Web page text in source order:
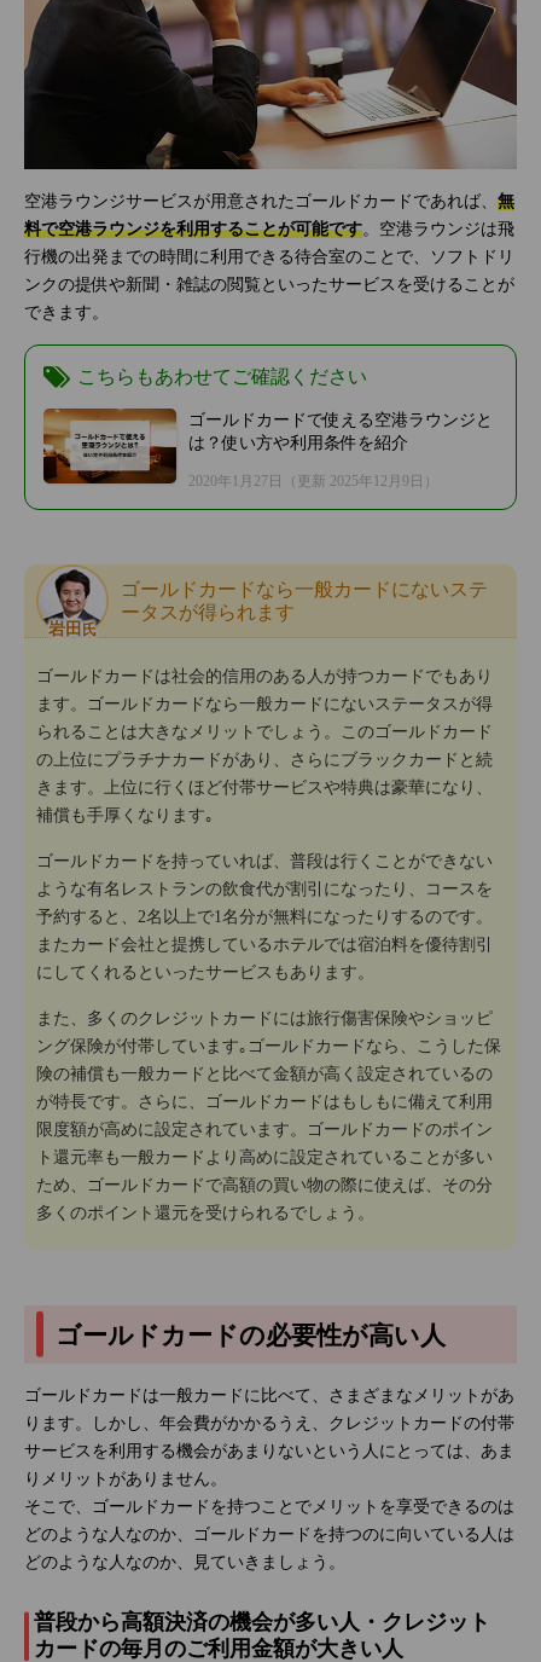
空港ラウンジサービスが用意されたゴールドカードであれば、 無
料で空港ラウンジを利用することが可能です。空港ラウンジは飛
行機の出発までの時間に利用できる待合室のことで、ソフトドリ
ンクの提供や新聞・雑誌の閲覧といったサービスを受けることが
できます。
こちらもあわせてご確認ください
ゴールドカードで使える空港ラウンジと
は？使い方や利用条件を紹介
2020年1月27日 （更新 2025年12月9日）
岩田 氏
ゴールドカードなら一般カードにないステ
ータスが得られます
ゴールドカードは社会的信用のある人が持つカードでもあり
ます。ゴールドカードなら一般カードにないステータスが得
られることは大きなメリットでしょう。このゴールドカード
の上位にプラチナカードがあり、さらにブラックカードと続
きます。上位に行くほど付帯サービスや特典は豪華になり、
補償も手厚くなります｡
ゴールドカードを持っていれば、普段は行くことができない
ような有名レストランの飲食代が割引になったり、コースを
予約すると、2名以上で1名分が無料になったりするのです。
またカード会社と提携しているホテルでは宿泊料を優待割引
にしてくれるといったサービスもあります。
また、多くのクレジットカードには旅行傷害保険やショッピ
ング保険が付帯しています｡ゴールドカードなら、こうした保
険の補償も一般カードと比べて金額が高く設定されているの
が特長です。さらに、ゴールドカードはもしもに備えて利用
限度額が高めに設定されています。ゴールドカードのポイン
ト還元率も一般カードより高めに設定されていることが多い
ため、ゴールドカードで高額の買い物の際に使えば、その分
多くのポイント還元を受けられるでしょう。
ゴールドカードの必要性が高い人
ゴールドカードは一般カードに比べて、さまざまなメリットがあ
ります。しかし、年会費がかかるうえ、クレジットカードの付帯
サービスを利用する機会があまりないという人にとっては、あま
りメリットがありません。
そこで、ゴールドカードを持つことでメリットを享受できるのは
どのような人なのか、ゴールドカードを持つのに向いている人は
どのような人なのか、見ていきましょう。
普段から高額決済の機会が多い人・クレジット
カードの毎月のご利用金額が大きい人